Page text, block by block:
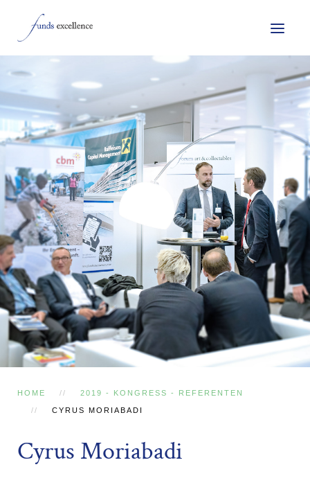
HOME 2019 - KONGRESS - REFERENTEN
CYRUS MORIABADI
Cyrus Moriabadi